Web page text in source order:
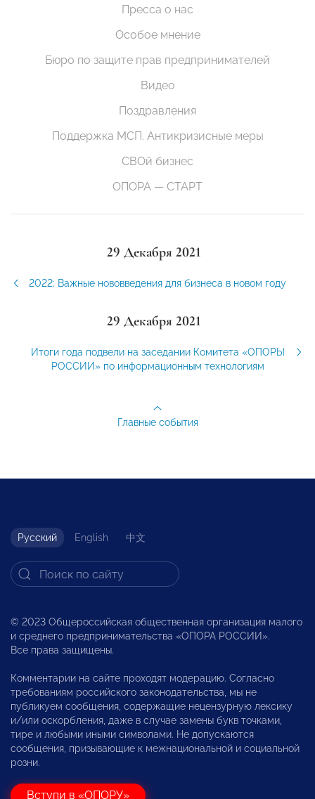
Пресса о нас
Особое мнение
Бюро по защите прав предпринимателей
Видео
Поздравления
Поддержка МСП. Антикризисные меры
СВОй бизнес
ОПОРА — СТАРТ
29 Декабря 2021
2022: Важные нововведения для бизнеса в новом году
29 Декабря 2021
Итоги года подвели на заседании Комитета «ОПОРЫ
РОССИИ» по информационным технологиям
Главные события
Русский English 中文
© 2023 Общероссийская общественная организация малого
и среднего предпринимательства «ОПОРА РОССИИ».
Все права защищены.
Комментарии на сайте проходят модерацию. Согласно
требованиям российского законодательства, мы не
публикуем сообщения, содержащие нецензурную лексику
и/или оскорбления, даже в случае замены букв точками,
тире и любыми иными символами. Не допускаются
сообщения, призывающие к межнациональной и социальной
розни.
Вступи в «ОПОРУ»